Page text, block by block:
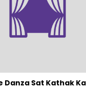
Danza Sat Kathak